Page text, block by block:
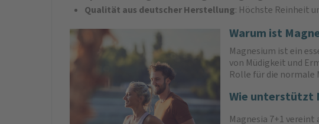
Qualität aus deutscher Herstellung: Höchste Reinheit
Warum ist
Magnesium ist ein
von Müdigkeit und
Rolle für die
Wie unterstützt
Magnesia 7+1